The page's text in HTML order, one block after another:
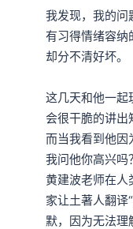
我发现，我的问
有习得情绪容纳
却分不清好坏。
这几天和他一起
会很干脆的讲出
而当我看到他因
我问他你高兴吗
黄建波老师在人
家让土著人翻译
默，因为无法理